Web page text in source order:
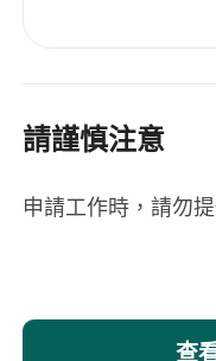
請謹慎注意
申請工作時，請勿
查